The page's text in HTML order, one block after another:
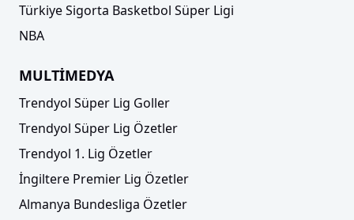
Türkiye Sigorta Basketbol Süper Ligi
NBA
MULTİMEDYA
Trendyol Süper Lig Goller
Trendyol Süper Lig Özetler
Trendyol 1. Lig Özetler
İngiltere Premier Lig Özetler
Almanya Bundesliga Özetler